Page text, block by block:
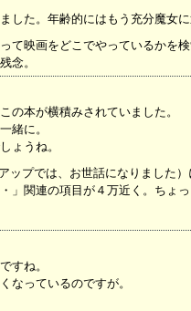
した。年齢的にはもう充分魔女
て映画をどこでやっているかを
念。
の本が横積みされていました。
緒に。
ょうね。
ップでは、お世話になりました
」関連の項目が４万近く。ちょ
すね。
なっているのですが。